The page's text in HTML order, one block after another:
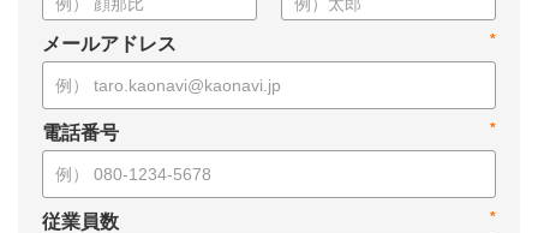
*
メールアドレス
*
電話番号
*
従業員数